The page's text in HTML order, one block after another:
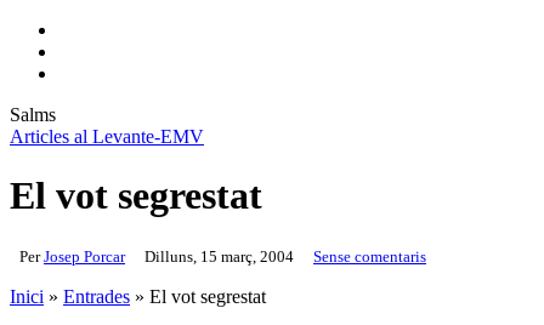
Salms
Articles al Levante-EMV
El vot segrestat
Per Josep Porcar Dilluns, 15 març, 2004 Sense comentaris
Inici » Entrades » El vot segrestat